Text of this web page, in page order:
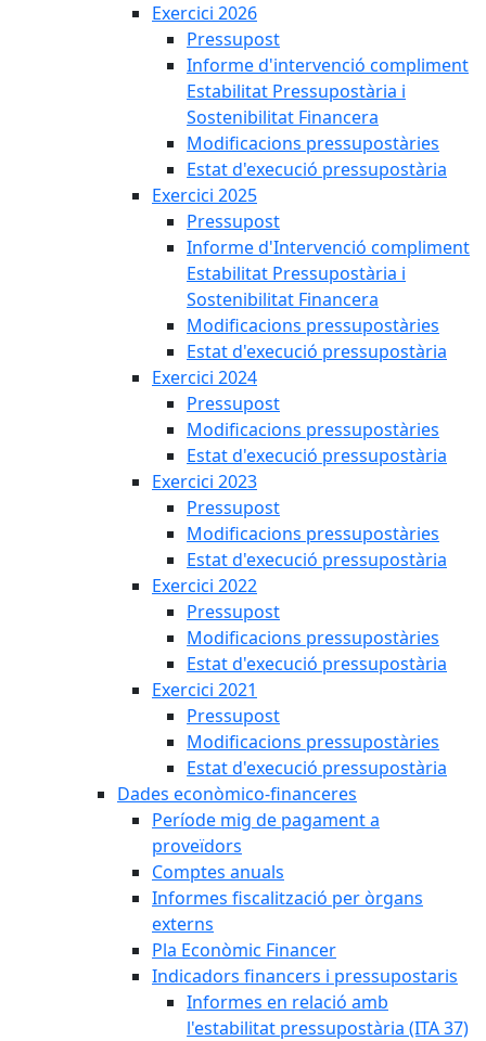
Exercici 2026
Pressupost
Informe d'intervenció compliment
Estabilitat Pressupostària i
Sostenibilitat Financera
Modificacions pressupostàries
Estat d'execució pressupostària
Exercici 2025
Pressupost
Informe d'Intervenció compliment
Estabilitat Pressupostària i
Sostenibilitat Financera
Modificacions pressupostàries
Estat d'execució pressupostària
Exercici 2024
Pressupost
Modificacions pressupostàries
Estat d'execució pressupostària
Exercici 2023
Pressupost
Modificacions pressupostàries
Estat d'execució pressupostària
Exercici 2022
Pressupost
Modificacions pressupostàries
Estat d'execució pressupostària
Exercici 2021
Pressupost
Modificacions pressupostàries
Estat d'execució pressupostària
Dades econòmico-financeres
Període mig de pagament a
proveïdors
Comptes anuals
Informes fiscalització per òrgans
externs
Pla Econòmic Financer
Indicadors financers i pressupostaris
Informes en relació amb
l'estabilitat pressupostària (ITA 37)